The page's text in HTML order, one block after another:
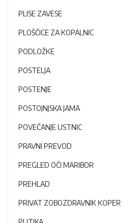
PLISE ZAVESE
PLOŠČICE ZA KOPALNIC
PODLOŽKE
POSTELJA
POSTENJE
POSTOJNJSKA JAMA
POVEČANJE USTNIC
PRAVNI PREVOD
PREGLED OČI MARIBOR
PREHLAD
PRIVAT ZOBOZDRAVNIK KOPER